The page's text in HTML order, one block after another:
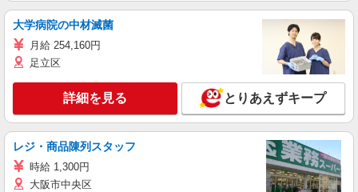
大学病院の中材滅菌
月給 254,160円
足立区
詳細を見る とりあえずキープ
レジ・商品陳列スタッフ
時給 1,300円
大阪市中央区